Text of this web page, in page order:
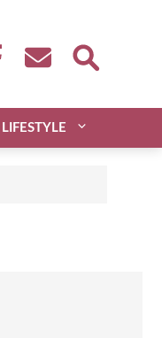
LIFESTYLE